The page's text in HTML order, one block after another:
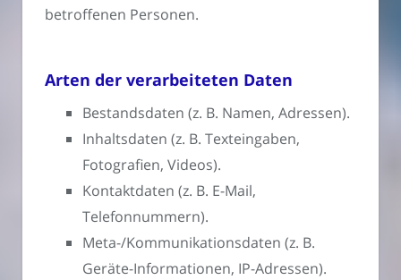
betroffenen Personen.
Arten der verarbeiteten Daten
Bestandsdaten (z. B. Namen, Adressen).
Inhaltsdaten (z. B. Texteingaben,
Fotografien, Videos).
Kontaktdaten (z. B. E-Mail,
Telefonnummern).
Meta-/Kommunikationsdaten (z. B.
Geräte-Informationen, IP-Adressen).